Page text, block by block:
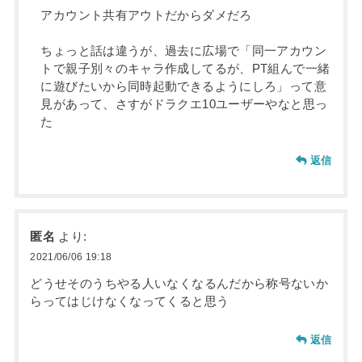
アカウント共有アウトだからダメだろ
ちょっと話は違うが、過去に広場で「同一アカウン
トで親子別々のキャラ作成してるが、PT組んで一緒
に遊びたいから同時起動できるようにしろ」って意
見があって、さすがドラクエ10ユーザーやなと思っ
た
返信
匿名 より:
2021/06/06 19:18
どうせそのうちやる人いなくなるんだから称号ないか
らってはじけなくなってくると思う
返信